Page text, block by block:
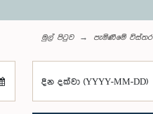
මුල් පිටුව පැමිණීමේ විස්තර
දින දක්වා (YYYY-MM-DD)